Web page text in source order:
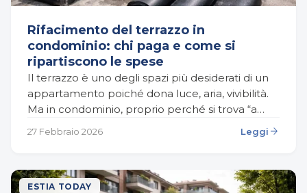
Rifacimento del terrazzo in
condominio: chi paga e come si
ripartiscono le spese
Il terrazzo è uno degli spazi più desiderati di un
appartamento poiché dona luce, aria, vivibilità.
Ma in condominio, proprio perché si trova “a
cavallo” tra proprietà privata e parti…
27 Febbraio 2026 Leggi arrow_forward
ESTIA TODAY